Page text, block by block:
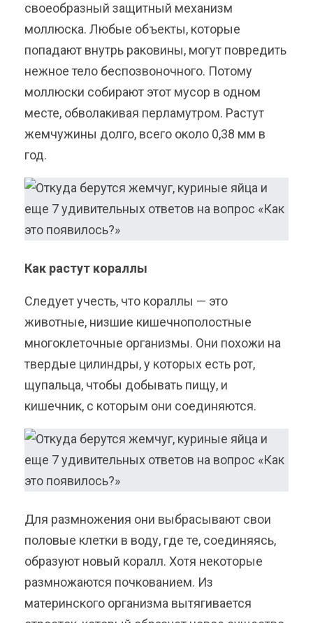
своеобразный защитный механизм
моллюска. Любые объекты, которые
попадают внутрь раковины, могут повредить
нежное тело беспозвоночного. Потому
моллюски собирают этот мусор в одном
месте, обволакивая перламутром. Растут
жемчужины долго, всего около 0,38 мм в
год.
Как растут кораллы
Следует учесть, что кораллы — это
животные, низшие кишечнополостные
многоклеточные организмы. Они похожи на
твердые цилиндры, у которых есть рот,
щупальца, чтобы добывать пищу, и
кишечник, с которым они соединяются.
Для размножения они выбрасывают свои
половые клетки в воду, где те, соединяясь,
образуют новый коралл. Хотя некоторые
размножаются почкованием. Из
материнского организма вытягивается